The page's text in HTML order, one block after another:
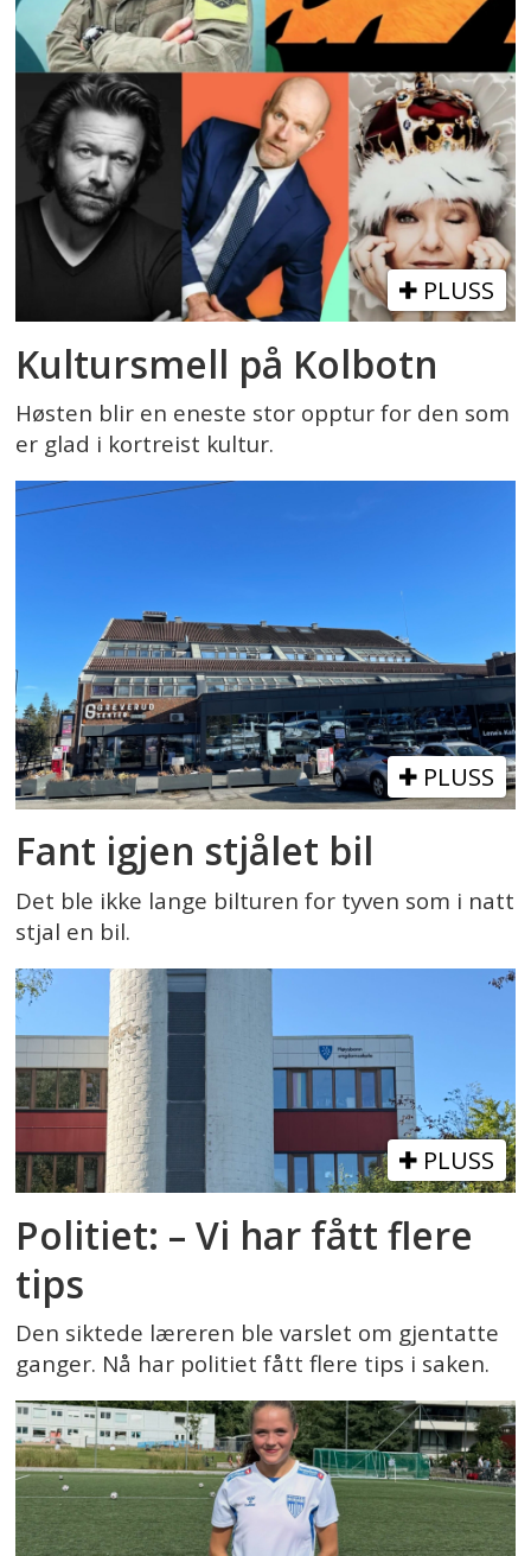
PLUSS
Kultursmell på Kolbotn
Høsten blir en eneste stor opptur for den som
er glad i kortreist kultur.
PLUSS
Fant igjen stjålet bil
Det ble ikke lange bilturen for tyven som i natt
stjal en bil.
PLUSS
Politiet: – Vi har fått flere
tips
Den siktede læreren ble varslet om gjentatte
ganger. Nå har politiet fått flere tips i saken.